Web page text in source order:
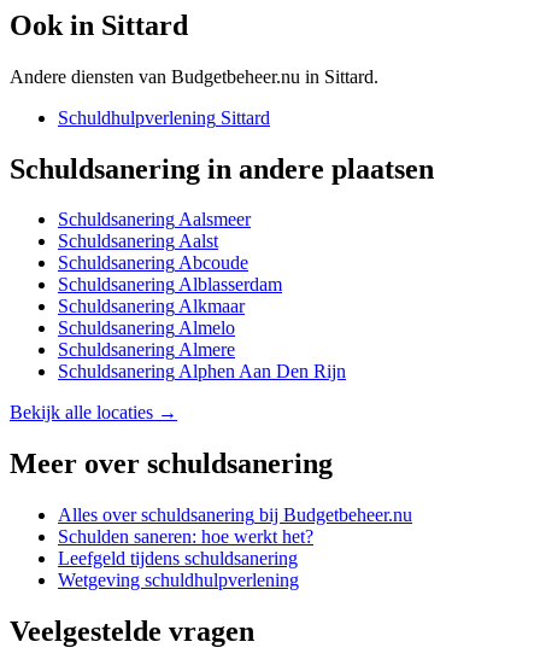
Ook in Sittard
Andere diensten van Budgetbeheer.nu in Sittard.
Schuldhulpverlening Sittard
Schuldsanering in andere plaatsen
SchuldsaneringAalsmeer
SchuldsaneringAalst
SchuldsaneringAbcoude
SchuldsaneringAlblasserdam
SchuldsaneringAlkmaar
SchuldsaneringAlmelo
SchuldsaneringAlmere
SchuldsaneringAlphen Aan Den Rijn
Bekijk alle locaties →
Meer over schuldsanering
Alles overschuldsanering bij Budgetbeheer.nu
Schulden saneren: hoe werkt het?
Leefgeld tijdens schuldsanering
Wetgeving schuldhulpverlening
Veelgestelde vragen